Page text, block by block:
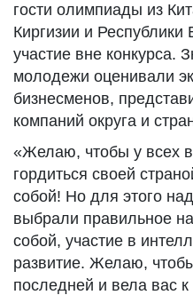
гости олимпиады из
Киргизии и
участие вне конкурса.
молодежи оценивали
бизнесменов,
компаний округа и
«Желаю, чтобы у всех
гордиться своей
собой! Но для этого
выбрали правильное
собой, участие в
развитие. Желаю,
последней и вела вас